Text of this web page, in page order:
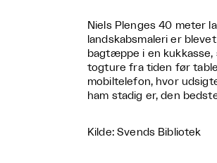
Niels Plenges 40 meter
landskabsmaleri er
bagtæppe i en kukkasse,
togture fra tiden før
mobiltelefon, hvor
ham stadig er, den
Kilde: Svends Bibliotek